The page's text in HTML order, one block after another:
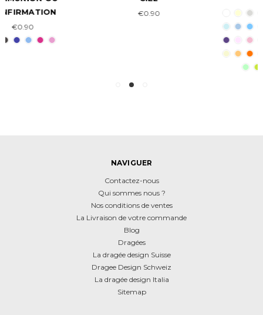
NAVIGUER
Contactez-nous
Qui sommes nous ?
Nos conditions de ventes
La Livraison de votre commande
Blog
Dragées
La dragée design Suisse
Dragee Design Schweiz
La dragée design Italia
Sitemap